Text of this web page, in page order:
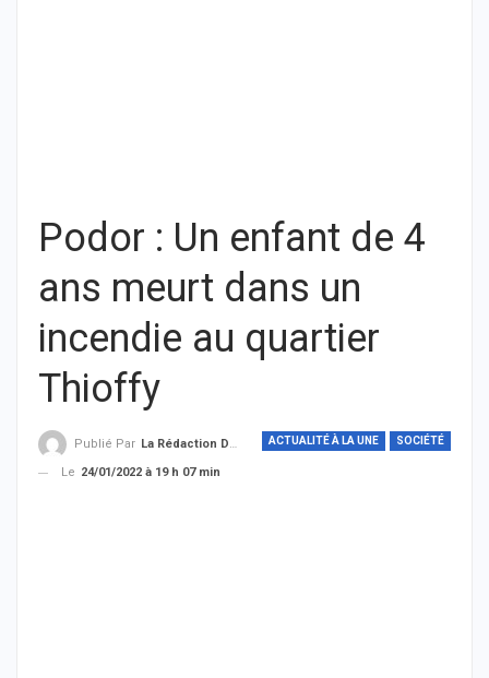
Podor : Un enfant de 4
ans meurt dans un
incendie au quartier
Thioffy
ACTUALITÉ À LA UNE SOCIÉTÉ
Publié Par La Rédaction De THIEYSENEGAL.com
Le 24/01/2022 à 19 h 07 min